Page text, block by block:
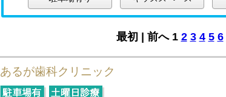
最初 | 前へ 1 2 3 4 5 6
あるが歯科クリニック